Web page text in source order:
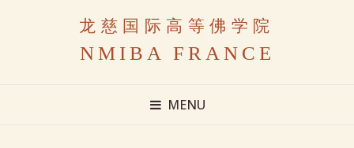
龙慈国际高等佛学院
NMIBA FRANCE
MENU